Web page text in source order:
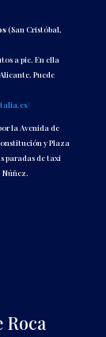
(San Cristóbal,
a pie. En ella
Puede
la Avenida de
y Plaza
paradas de taxi
Núñez.
Roca